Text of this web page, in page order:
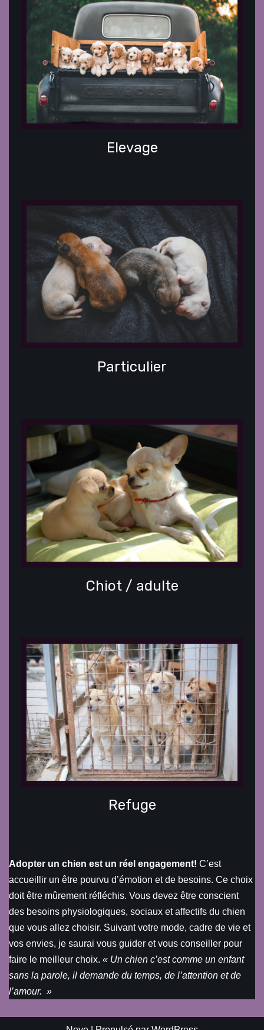
Elevage
Particulier
Chiot / adulte
Refuge
Adopter un chien est un réel engagement! C’est
accueillir un être pourvu d’émotion et de besoins. Ce choix
doit être mûrement réfléchis. Vous devez être conscient
des besoins physiologiques, sociaux et affectifs du chien
que vous allez choisir. Suivant votre mode, cadre de vie et
vos envies, je saurai vous guider et vous conseiller pour
faire le meilleur choix. « Un chien c’est comme un enfant
sans la parole, il demande du temps, de l’attention et de
l’amour. »